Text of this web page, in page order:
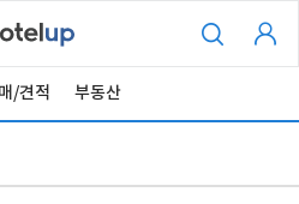
/견적 부동산